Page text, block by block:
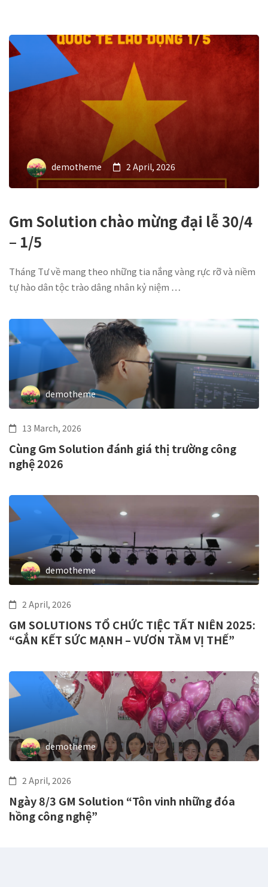
demotheme 2 April, 2026
Gm Solution chào mừng đại lễ 30/4
– 1/5
Tháng Tư về mang theo những tia nắng vàng rực rỡ và niềm
tự hào dân tộc trào dâng nhân kỷ niệm …
demotheme
13 March, 2026
Cùng Gm Solution đánh giá thị trường công
nghệ 2026
demotheme
2 April, 2026
GM SOLUTIONS TỔ CHỨC TIỆC TẤT NIÊN 2025:
“GẮN KẾT SỨC MẠNH – VƯƠN TẦM VỊ THẾ”
demotheme
2 April, 2026
Ngày 8/3 GM Solution “Tôn vinh những đóa
hồng công nghệ”